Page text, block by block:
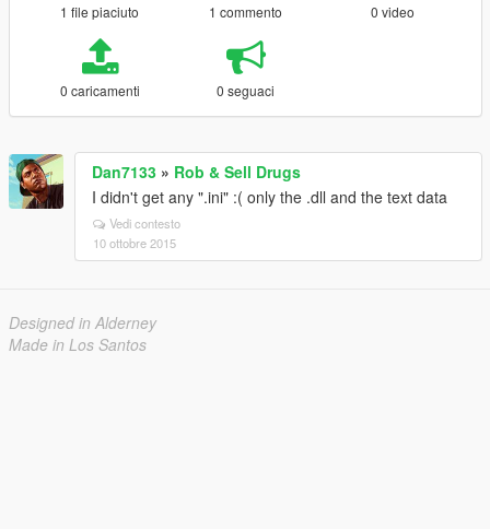
1 file piaciuto 1 commento 0 video
0 caricamenti 0 seguaci
Dan7133 » Rob & Sell Drugs
I didn't get any ".ini" :( only the .dll and the text data
Vedi contesto
10 ottobre 2015
Designed in Alderney
Made in Los Santos